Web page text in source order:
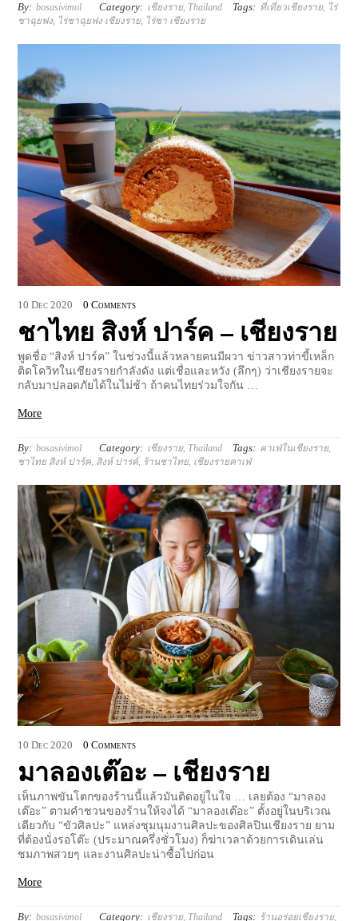
By: bosasivimol Category: เชียงราย, Thailand Tags: ที่เที่ยวเชียงราย, ไร่
ชาฉุยฟง, ไร่ชาฉุยฟง เชียงราย, ไร่ชา เชียงราย
10 Dec 2020 0 Comments
ชาไทย สิงห์ ปาร์ค – เชียงราย
พูดชื่อ “สิงห์ ปาร์ค” ในช่วงนี้แล้วหลายคนมีผวา ข่าวสาวท่าขี้เหล็ก
ติดโควิทในเชียงรายกำลังดัง แต่เชื่อและหวัง (ลึกๆ) ว่าเชียงรายจะ
กลับมาปลอดภัยได้ในไม่ช้า ถ้าคนไทยร่วมใจกัน …
More
By: bosasivimol Category: เชียงราย, Thailand Tags: คาเฟ่ในเชียงราย,
ชาไทย สิงห์ ปาร์ค สิงห์ ปารค์, ร้านชาไทย, เชียงรายคาเฟ่
10 Dec 2020 0 Comments
มาลองเต๊อะ – เชียงราย
เห็นภาพขันโตกของร้านนี้แล้วมันติดอยู่ในใจ … เลยต้อง “มาลอง
เต๊อะ” ตามคำชวนของร้านให้จงได้ “มาลองเต๊อะ” ตั้งอยู่ในบริเวณ
เดียวกับ “ขัวศิลปะ” แหล่งชุมนุมงานศิลปะของศิลปินเชียงราย ยาม
ที่ต้องนั่งรอโต๊ะ (ประมาณครึ่งชั่วโมง) ก็ฆ่าเวลาด้วยการเดินเล่น
ชมภาพสวยๆ และงานศิลปะน่าซื้อไปก่อน
More
By: bosasivimol Category: เชียงราย, Thailand Tags: ร้านอร่อยเชียงราย,